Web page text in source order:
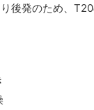
後発のため、